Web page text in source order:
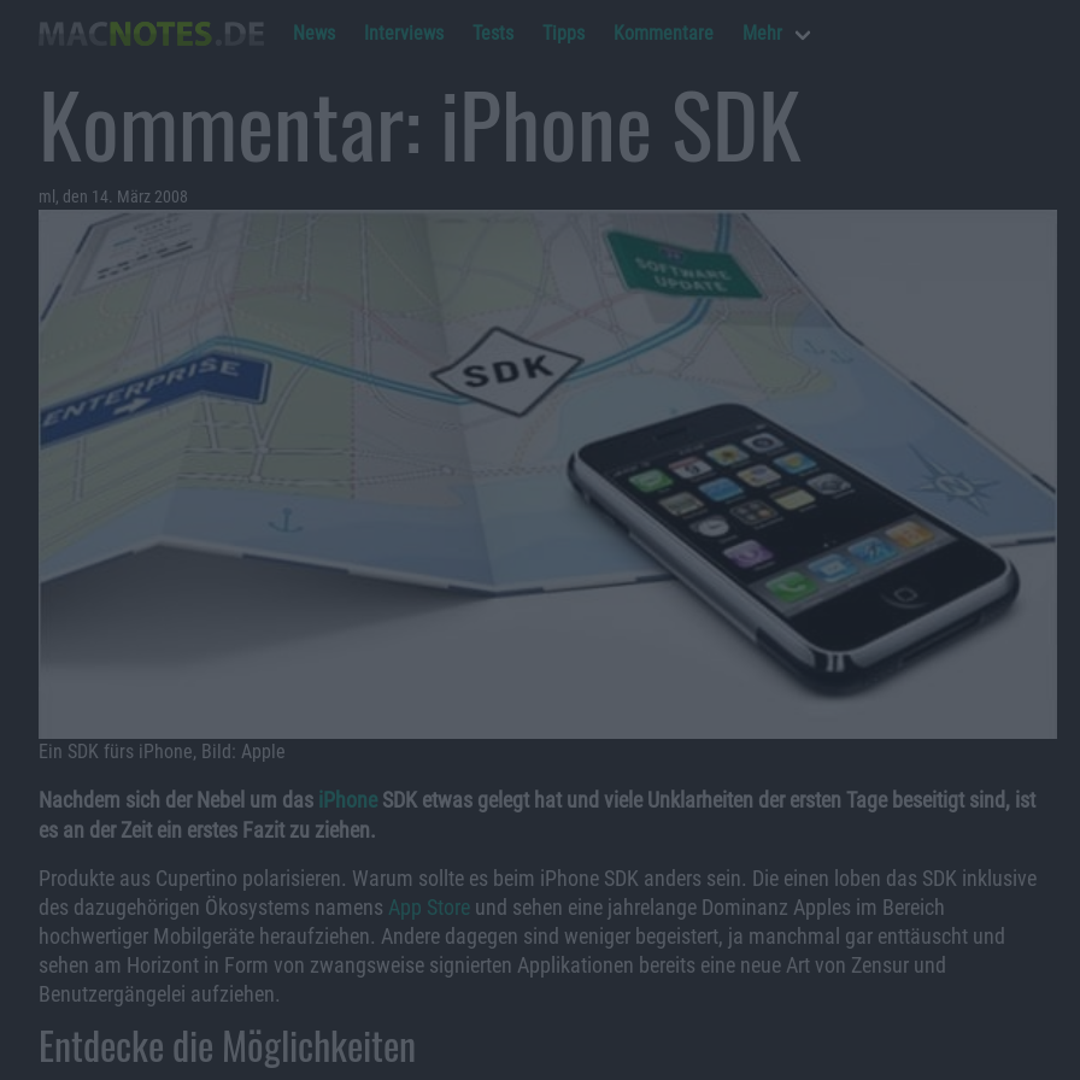
News Interviews Tests Tipps Kommentare Mehr
Kommentar: iPhone SDK
ml, den 14. März 2008
Ein SDK fürs iPhone, Bild: Apple
Nachdem sich der Nebel um das iPhone SDK etwas gelegt hat und viele Unklarheiten der ersten Tage beseitigt sind, ist
es an der Zeit ein erstes Fazit zu ziehen.
Produkte aus Cupertino polarisieren. Warum sollte es beim iPhone SDK anders sein. Die einen loben das SDK inklusive
des dazugehörigen Ökosystems namens App Store und sehen eine jahrelange Dominanz Apples im Bereich
hochwertiger Mobilgeräte heraufziehen. Andere dagegen sind weniger begeistert, ja manchmal gar enttäuscht und
sehen am Horizont in Form von zwangsweise signierten Applikationen bereits eine neue Art von Zensur und
Benutzergängelei aufziehen.
Entdecke die Möglichkeiten